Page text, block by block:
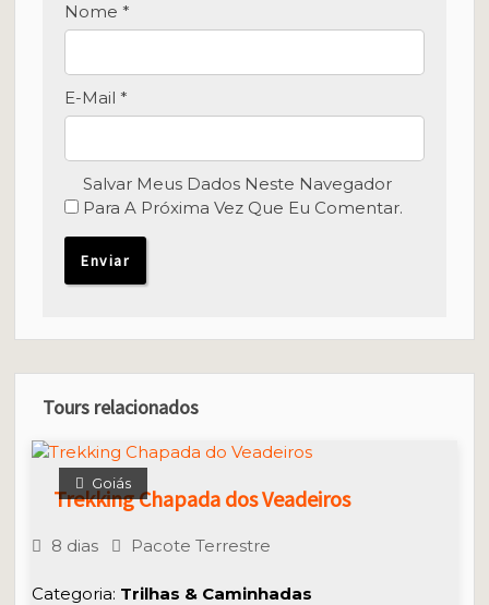
Nome *
E-Mail *
Salvar Meus Dados Neste Navegador
Para A Próxima Vez Que Eu Comentar.
Tours relacionados
Goiás
Trekking Chapada dos Veadeiros
8 dias Pacote Terrestre
Categoria: Trilhas & Caminhadas